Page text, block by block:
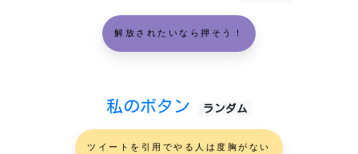
解放されたいなら押そう！
私のボタン ランダム
ツイートを引用でやる人は度胸がない